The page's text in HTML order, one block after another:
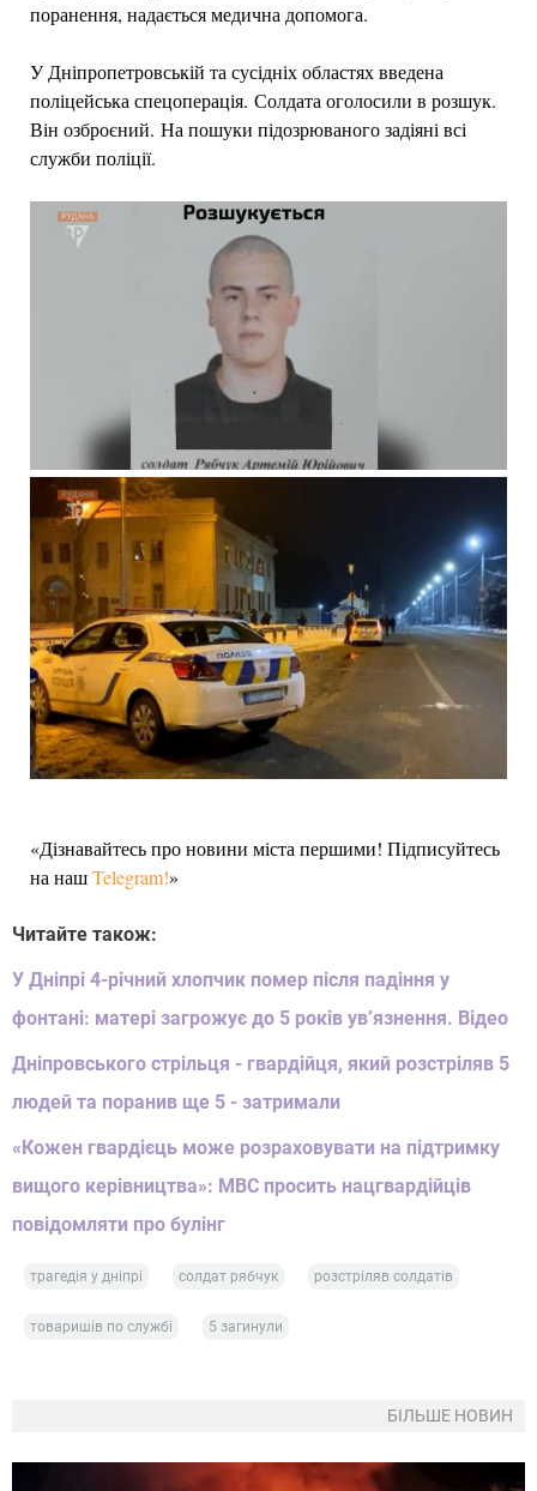
поранення, надається медична допомога.
У Дніпропетровській та сусідніх областях введена
поліцейська спецоперація. Солдата оголосили в розшук.
Він озброєний. На пошуки підозрюваного задіяні всі
служби поліції.
«Дізнавайтесь про новини міста першими! Підписуйтесь
на нашTelegram!»
Читайте також:
У Дніпрі 4-річний хлопчик помер після падіння у
фонтані: матері загрожує до 5 років ув’язнення. Відео
Дніпровського стрільця - гвардійця, який розстріляв 5
людей та поранив ще 5 - затримали
«Кожен гвардієць може розраховувати на підтримку
вищого керівництва»: МВС просить нацгвардійців
повідомляти про булінг
трагедія у дніпрі солдат рябчук розстріляв солдатів
товаришів по службі 5 загинули
БІЛЬШЕ НОВИН